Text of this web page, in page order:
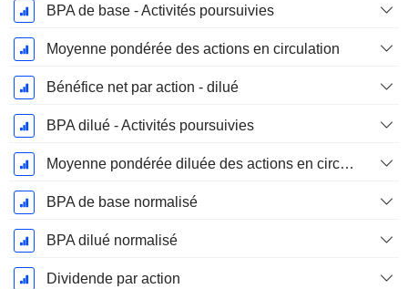
BPA de base - Activités poursuivies
Moyenne pondérée des actions en circulation
Bénéfice net par action - dilué
BPA dilué - Activités poursuivies
Moyenne pondérée diluée des actions en circulation
BPA de base normalisé
BPA dilué normalisé
Dividende par action